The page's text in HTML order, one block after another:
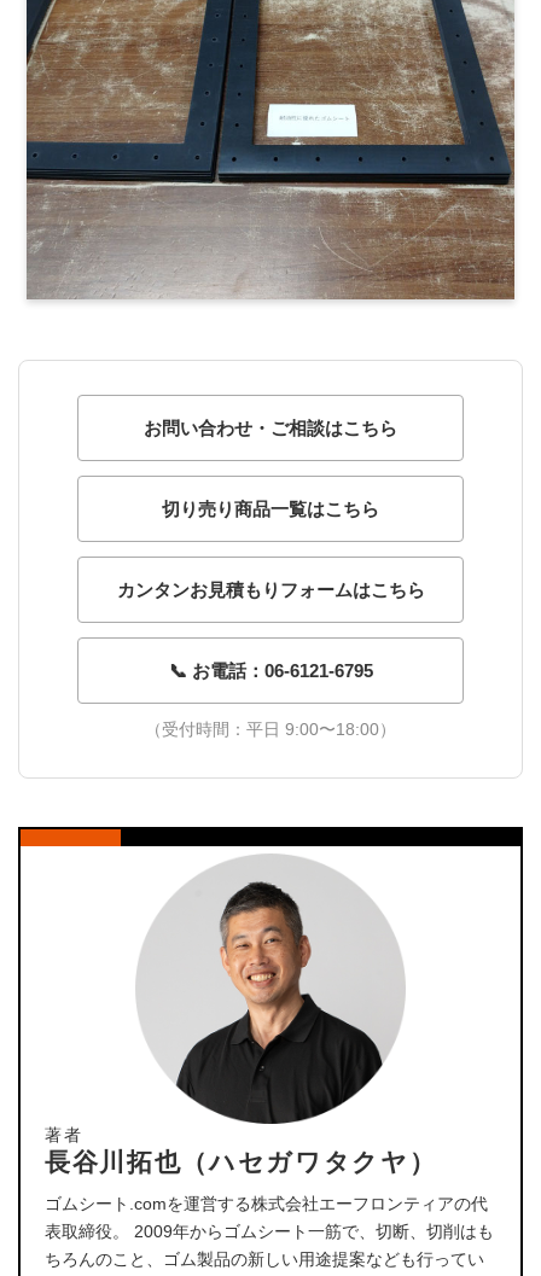
お問い合わせ・ご相談はこちら
切り売り商品一覧はこちら
カンタンお見積もりフォームはこちら
📞 お電話：06-6121-6795
（受付時間：平日 9:00〜18:00）
著者
長谷川拓也（ハセガワタクヤ）
ゴムシート.comを運営する株式会社エーフロンティアの代
表取締役。 2009年からゴムシート一筋で、切断、切削はも
ちろんのこと、ゴム製品の新しい用途提案なども行ってい